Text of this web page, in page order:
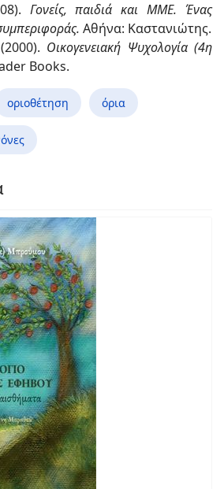
Γονείς, παιδιά και ΜΜΕ. Ένας
Αθήνα: Καστανιώτης.
Οικογενειακή Ψυχολογία (4η
Books.
οριοθέτηση όρια